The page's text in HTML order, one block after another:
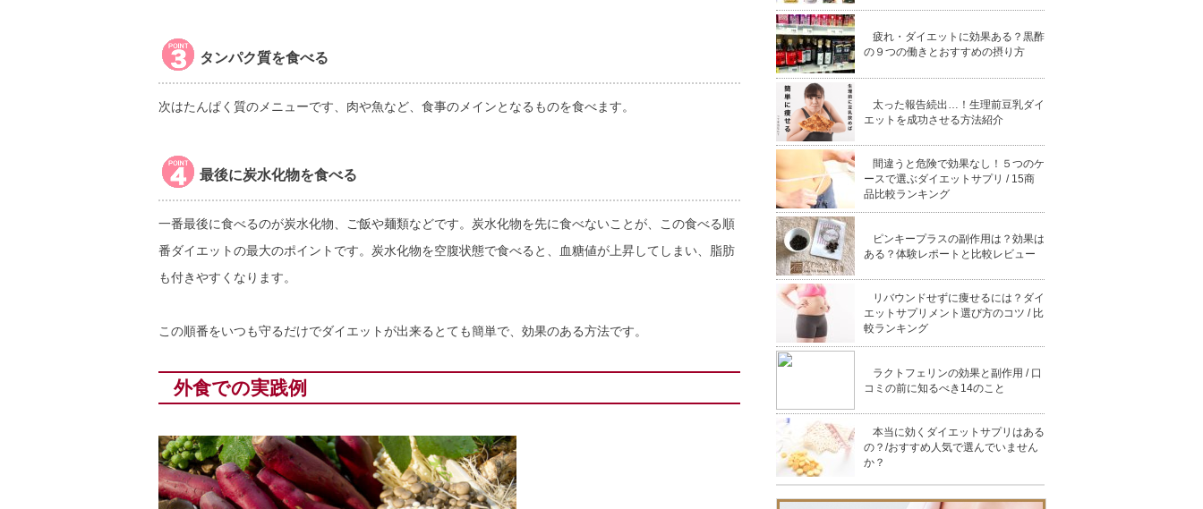
タンパク質を食べる
次はたんぱく質のメニューです、肉や魚など、食事のメインとなるものを食べます。
最後に炭水化物を食べる
一番最後に食べるのが炭水化物、ご飯や麺類などです。炭水化物を先に食べないことが、この食べる順
番ダイエットの最大のポイントです。炭水化物を空腹状態で食べると、血糖値が上昇してしまい、脂肪
も付きやすくなります。
この順番をいつも守るだけでダイエットが出来るとても簡単で、効果のある方法です。
外食での実践例
疲れ・ダイエットに効果ある？黒酢
の９つの働きとおすすめの摂り方
太った報告続出…！生理前豆乳ダイ
エットを成功させる方法紹介
間違うと危険で効果なし！５つのケ
ースで選ぶダイエットサプリ / 15商
品比較ランキング
ピンキープラスの副作用は？効果は
ある？体験レポートと比較レビュー
リバウンドせずに痩せるには？ダイ
エットサプリメント選び方のコツ / 比
較ランキング
ラクトフェリンの効果と副作用 / 口
コミの前に知るべき14のこと
本当に効くダイエットサプリはある
の？/おすすめ人気で選んでいません
か？